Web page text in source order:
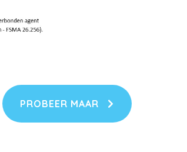
PROBEER MAAR